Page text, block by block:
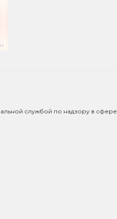
службой по надзору в сфере